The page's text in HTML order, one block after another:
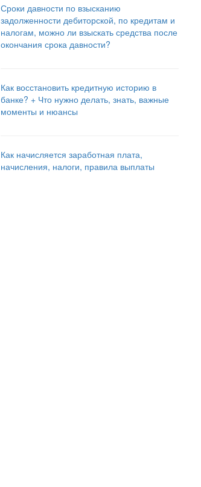
Сроки давности по взысканию
задолженности дебиторской, по кредитам и
налогам, можно ли взыскать средства после
окончания срока давности?
Как восстановить кредитную историю в
банке? + Что нужно делать, знать, важные
моменты и нюансы
Как начисляется заработная плата,
начисления, налоги, правила выплаты